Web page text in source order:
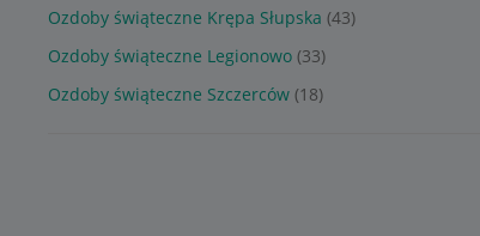
Ozdoby świąteczne Krępa Słupska (43)
Ozdoby świąteczne Legionowo (33)
Ozdoby świąteczne Szczerców (18)